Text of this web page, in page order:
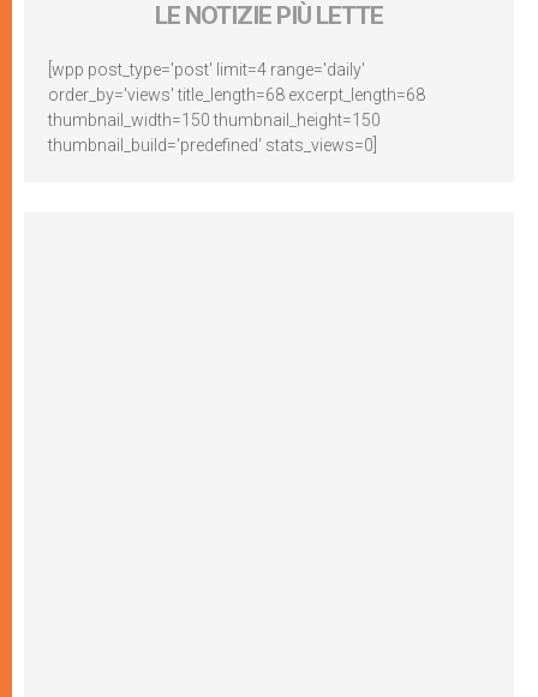
LE NOTIZIE PIÙ LETTE
[wpp post_type='post' limit=4 range='daily'
order_by='views' title_length=68 excerpt_length=68
thumbnail_width=150 thumbnail_height=150
thumbnail_build='predefined' stats_views=0]